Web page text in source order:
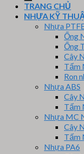
TRANG CHỦ
NHỰA KỸ
Nhựa
Ống
Ống
Cây
Tấm
Ron
Nhựa ABS
Cây
Tấm
Nhựa MC
Cây
Tấm
Nhựa PA6